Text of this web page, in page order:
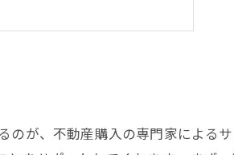
ついて詳しく説明します
が、不動産購入の専門家による